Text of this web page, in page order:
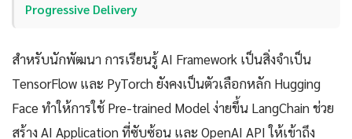
Progressive Delivery
สำหรับนักพัฒนา การเรียนรู้ AI Framework เป็นสิ่งจำเป็น
TensorFlow และ PyTorch ยังคงเป็นตัวเลือกหลัก Hugging
Face ทำให้การใช้ Pre-trained Model ง่ายขึ้น LangChain ช่วย
สร้าง AI Application ที่ซับซ้อน และ OpenAI API ให้เข้าถึง